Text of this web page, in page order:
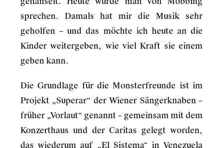
sprechen. Damals hat mir die Musik sehr
geholfen – und das möchte ich heute an die
Kinder weitergeben, wie viel Kraft sie einem
geben kann.
Die Grundlage für die Monsterfreunde ist im
Projekt „Superar“ der Wiener Sängerknaben –
früher „Vorlaut“ genannt – gemeinsam mit dem
Konzerthaus und der Caritas gelegt worden,
das wiederum auf „El Sistema“ in Venezuela